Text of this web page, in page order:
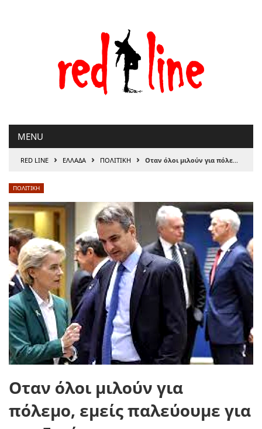
MENU
RED LINE › ΕΛΛΑΔΑ › ΠΟΛΙΤΙΚΗ › Oταν όλοι μιλούν για πόλεμο, εμείς παλεύουμε για την Ειρήνη
ΠΟΛΙΤΙΚΗ
Oταν όλοι μιλούν για
πόλεμο, εμείς παλεύουμε για